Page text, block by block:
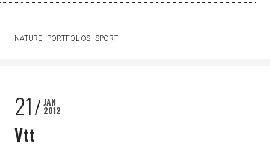
NATURE PORTFOLIOS SPORT
21 JAN
2012
Vtt